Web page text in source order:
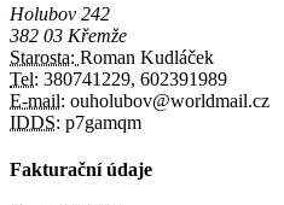
Holubov 242
382 03 Křemže
Starosta: Roman Kudláček
Tel: 380741229, 602391989
E-mail: ouholubov@worldmail.cz
IDDS: p7gamqm
Fakturační údaje